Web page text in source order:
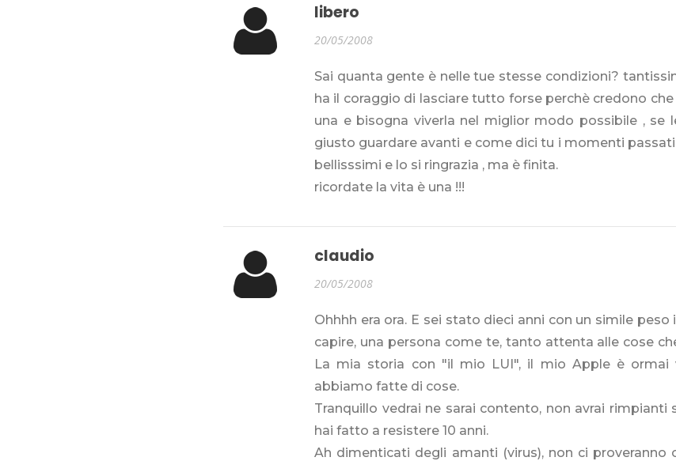
libero
20/05/2008
Sai quanta gente è nelle tue stesse condizioni?
ha il coraggio di lasciare tutto forse perchè credono
una e bisogna viverla nel miglior modo possibile , se
giusto guardare avanti e come dici tu i momenti
bellisssimi e lo si ringrazia , ma è finita.
ricordate la vita è una !!!
claudio
20/05/2008
Ohhhh era ora. E sei stato dieci anni con un simile peso
capire, una persona come te, tanto attenta alle cose
La mia storia con "il mio LUI", il mio Apple è ormai
abbiamo fatte di cose.
Tranquillo vedrai ne sarai contento, non avrai
hai fatto a resistere 10 anni.
Ah dimenticati degli amanti (virus), non ci proveranno